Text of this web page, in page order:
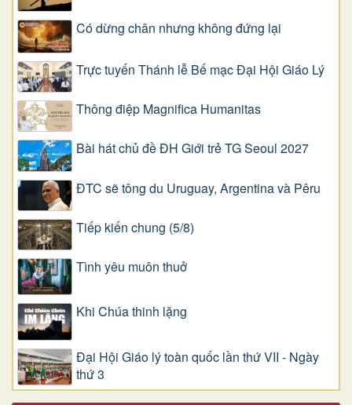
Có dừng chân nhưng không đứng lại
Trực tuyến Thánh lễ Bế mạc Đại Hội Giáo Lý
Thông điệp Magnifica Humanitas
Bài hát chủ đề ĐH Giới trẻ TG Seoul 2027
ĐTC sẽ tông du Uruguay, Argentina và Pêru
Tiếp kiến chung (5/8)
Tình yêu muôn thuở
Khi Chúa thinh lặng
Đại Hội Giáo lý toàn quốc lần thứ VII - Ngày
thứ 3